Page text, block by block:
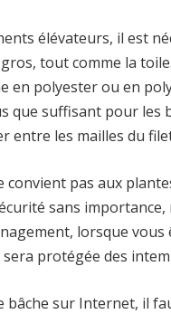
élévateurs, il est
tout comme la
en polyester ou en
que suffisant pour les
entre les mailles du
convient pas aux
sans
lorsque
sera protégée des
bâche sur Internet, il